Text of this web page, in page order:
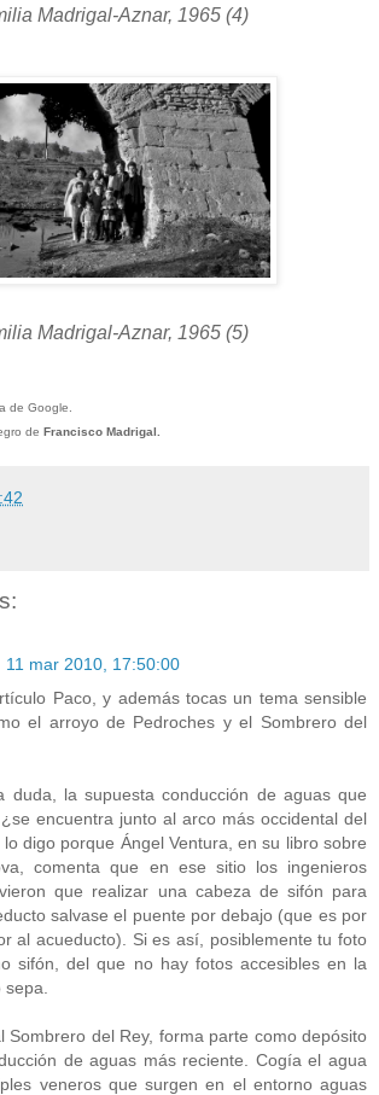
Madrigal-Aznar, 1965 (4)
Madrigal-Aznar, 1965 (5)
de Google.
de Francisco Madrigal.
11 mar 2010, 17:50:00
Paco, y además tocas un tema sensible
el arroyo de Pedroches y el Sombrero del
duda, la supuesta conducción de aguas que
encuentra junto al arco más occidental del
lo digo porque Ángel Ventura, en su libro sobre
comenta que en ese sitio los ingenieros
que realizar una cabeza de sifón para
salvase el puente por debajo (que es por
al acueducto). Si es así, posiblemente tu foto
sifón, del que no hay fotos accesibles en la
Sombrero del Rey, forma parte como depósito
de aguas más reciente. Cogía el agua
veneros que surgen en el entorno aguas